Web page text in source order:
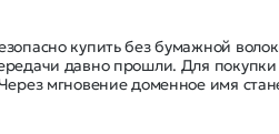
купить без бумажной
давно прошли. Для покупки
мгновение доменное имя